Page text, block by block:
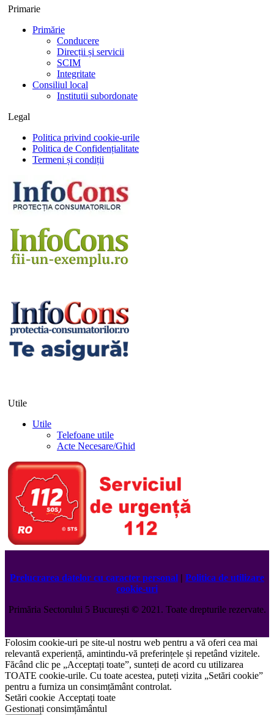
Primarie
Primărie
Conducere
Direcții și servicii
SCIM
Integritate
Consiliul local
Institutii subordonate
Legal
Politica privind cookie-urile
Politica de Confidențialitate
Termeni și condiții
Utile
Utile
Telefoane utile
Acte Necesare/Ghid
Prelucrarea datelor cu caracter personal | Politica de utilizare
cookie-uri
Primăria Sectorului 5 București ©️2021. Toate drepturile rezervate.
Folosim cookie-uri pe site-ul nostru web pentru a vă oferi cea mai
relevantă experiență, amintindu-vă preferințele și repetând vizitele.
Făcând clic pe „Acceptați toate”, sunteți de acord cu utilizarea
TOATE cookie-urile. Cu toate acestea, puteți vizita „Setări cookie”
pentru a furniza un consimțământ controlat.
Setări cookie Acceptați toate
Gestionați consimțământul